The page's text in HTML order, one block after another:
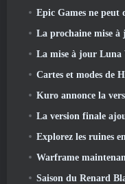
Epic Games ne peut
La prochaine mise à jour d'Eterspire étend
La mise à jour Luna VI de Genshin Impact nous
Cartes et modes de
Kuro annonce la
La version finale ajoute
Explorez les ruines en décomposition de
Warframe maintenant disponible sur
Saison du Renard